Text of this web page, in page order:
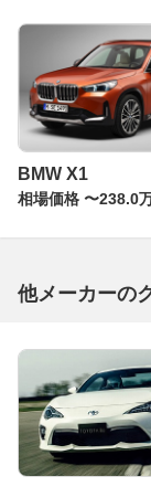
BMW X1
相場価格 〜238.0
他メーカーの